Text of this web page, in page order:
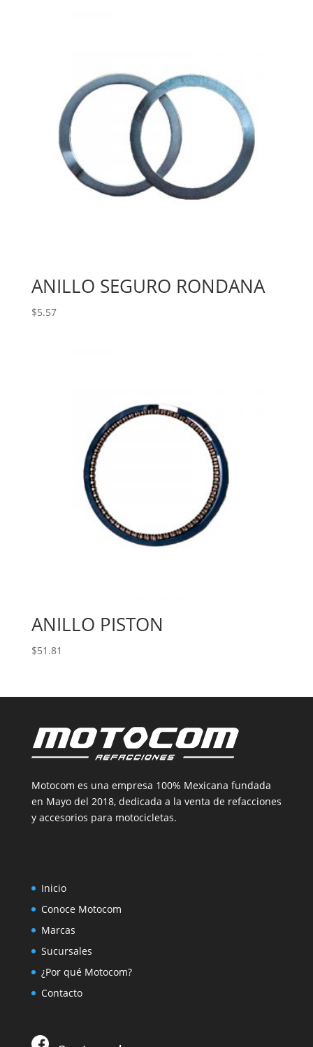
ANILLO SEGURO RONDANA
$5.57
ANILLO PISTON
$51.81
Motocom es una empresa 100% Mexicana fundada
en Mayo del 2018, dedicada a la venta de refacciones
y accesorios para motocicletas.
Inicio
Conoce Motocom
Marcas
Sucursales
¿Por qué Motocom?
Contacto